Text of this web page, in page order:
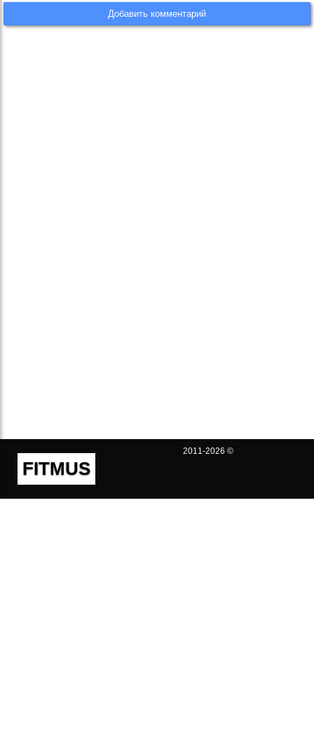
Добавить комментарий
FITMUS
2011-2026 ©